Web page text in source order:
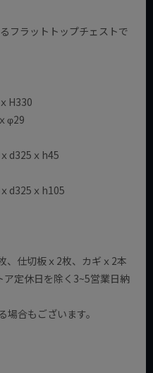
フラットトップチェストで
H330
φ29
d325ｘh45
d325ｘh105
、仕切板ｘ2枚、カギｘ2本
定休日を除く3~5営業日納
合もございます。